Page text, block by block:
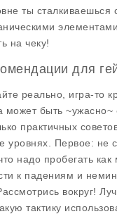
ты сталкиваешься
на чеку!
для
реально, игра-то
может быть
практичных
уровнях. Первое: не
надо пробегать как
к падениям и
вокруг!
тактику